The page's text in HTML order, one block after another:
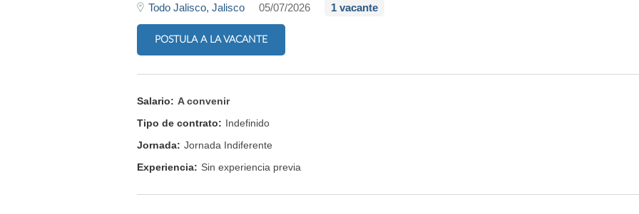
Todo Jalisco, Jalisco 05/07/2026 1 vacante
POSTULA A LA VACANTE
Salario: A convenir
Tipo de contrato: Indefinido
Jornada: Jornada Indiferente
Experiencia: Sin experiencia previa